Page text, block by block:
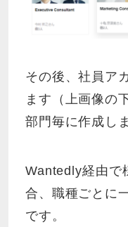
その後、社員ア
ます（上画像の
部門毎に作成し
Wantedly経由で
合、職種ごとに
です。